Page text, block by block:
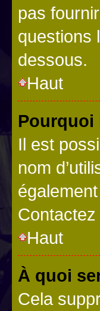
pas
questions
dessous.
Haut
Pourquoi
Il est
nom
Haut
À quoi
Cela